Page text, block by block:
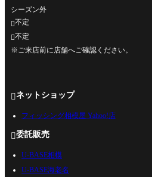
シーズン外
不定
不定
※ご来店前に店舗へご確認ください。
ネットショップ
フィッシング相模屋 Yahoo!店
委託販売
U-BASE相模
U-BASE海老名